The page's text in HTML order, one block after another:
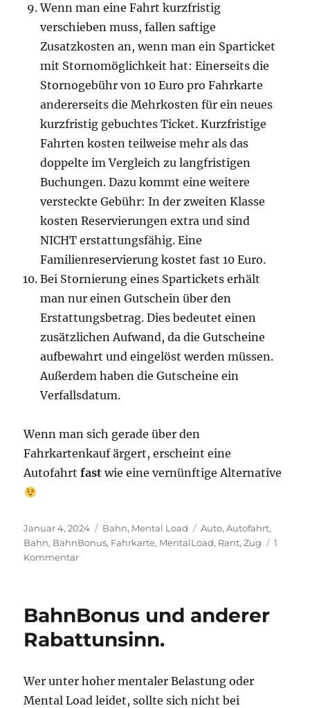
Wenn man eine Fahrt kurzfristig
verschieben muss, fallen saftige
Zusatzkosten an, wenn man ein Sparticket
mit Stornomöglichkeit hat: Einerseits die
Stornogebühr von 10 Euro pro Fahrkarte
andererseits die Mehrkosten für ein neues
kurzfristig gebuchtes Ticket. Kurzfristige
Fahrten kosten teilweise mehr als das
doppelte im Vergleich zu langfristigen
Buchungen. Dazu kommt eine weitere
versteckte Gebühr: In der zweiten Klasse
kosten Reservierungen extra und sind
NICHT erstattungsfähig. Eine
Familienreservierung kostet fast 10 Euro.
Bei Stornierung eines Spartickets erhält
man nur einen Gutschein über den
Erstattungsbetrag. Dies bedeutet einen
zusätzlichen Aufwand, da die Gutscheine
aufbewahrt und eingelöst werden müssen.
Außerdem haben die Gutscheine ein
Verfallsdatum.
Wenn man sich gerade über den
Fahrkartenkauf ärgert, erscheint eine
Autofahrtfast wie eine vernünftige Alternative
Veröffentlicht
am
Januar 4, 2024 Kategorien
Bahn, Mental Load Schlagwörter
Auto,Autofahrt,
Bahn, BahnBonus, Fahrkarte, MentalLoad, Rant,Zug
1
Kommentarzu
Deutschen
–
BahnBonus und anderer
Rabattunsinn.
Wer unter hoher mentaler Belastung oder
Mental Load leidet, sollte sich nicht bei